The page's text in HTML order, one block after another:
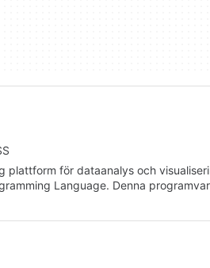
plattform för dataanalys och
Language. Denna